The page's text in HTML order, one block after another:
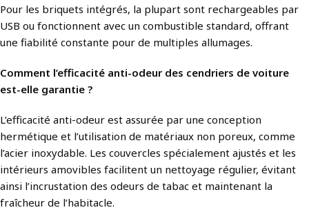
Pour les briquets intégrés, la plupart sont rechargeables par
USB ou fonctionnent avec un combustible standard, offrant
une fiabilité constante pour de multiples allumages.
Comment l’efficacité anti-odeur des cendriers de voiture
est-elle garantie ?
L’efficacité anti-odeur est assurée par une conception
hermétique et l’utilisation de matériaux non poreux, comme
l’acier inoxydable. Les couvercles spécialement ajustés et les
intérieurs amovibles facilitent un nettoyage régulier, évitant
ainsi l’incrustation des odeurs de tabac et maintenant la
fraîcheur de l’habitacle.